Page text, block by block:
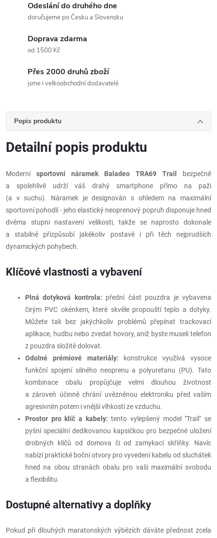
Odeslání do druhého dne
doručujeme po Česku a Slovensku
Doprava zdarma
od 1500 Kč
Přes 2000 druhů zboží
jsme i velkoobchodní dodavatelé
Popis produktu
Detailní popis produktu
Moderní sportovní náramek Baladeo TRA69 Trail
bezpečně
a spolehlivě udrží váš drahý smartphone přímo na paži
(a v suchu). Náramek je designován s ohledem na maximální
sportovní pohodlí - jeho elastický neoprenový popruh disponuje hned
dvěma stupni nastavení velikosti, takže se naprosto dokonale
a stabilně přizpůsobí jakékoliv postavě i při těch nejprudších
dynamických pohybech.
Klíčové vlastnosti a vybavení
Plná dotyková kontrola: přední část pouzdra je vybavena
čirým PVC okénkem, které skvěle propouští teplo a dotyky.
Můžete tak bez jakýchkoliv problémů přepínat trackovací
aplikace, hudbu nebo zvedat hovory, aniž byste museli telefon
z pouzdra složitě dolovat.
Odolné prémiové materiály: konstrukce využívá vysoce
funkční spojení silného neoprenu a polyuretanu (PU). Tato
kombinace obalu propůjčuje velmi dlouhou životnost
a zároveň účinně chrání uvězněnou elektroniku před vaším
agresivním potem i vnější vlhkostí ze vzduchu.
Prostor pro klíč a kabely: tento vylepšený model "Trail" se
pyšní speciální dedikovanou kapsičkou pro bezpečné uložení
drobných klíčů od domova či od zamykací skříňky. Navíc
nabízí praktické boční otvory pro vyvedení kabelu od sluchátek
hned na obou stranách obalu pro vaši maximální svobodu
a flexibilitu.
Dostupné alternativy a doplňky
Pokud při dlouhých maratonských výbězích dáváte přednost zcela